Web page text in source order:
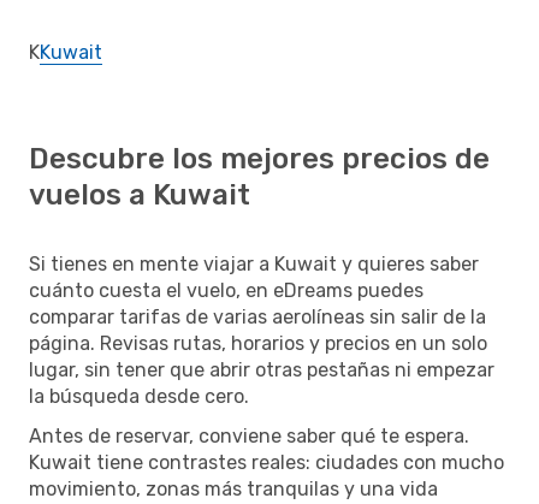
KKuwait
Descubre los mejores precios de
vuelos a Kuwait
Si tienes en mente viajar a Kuwait y quieres saber
cuánto cuesta el vuelo, en eDreams puedes
comparar tarifas de varias aerolíneas sin salir de la
página. Revisas rutas, horarios y precios en un solo
lugar, sin tener que abrir otras pestañas ni empezar
la búsqueda desde cero.
Antes de reservar, conviene saber qué te espera.
Kuwait tiene contrastes reales: ciudades con mucho
movimiento, zonas más tranquilas y una vida